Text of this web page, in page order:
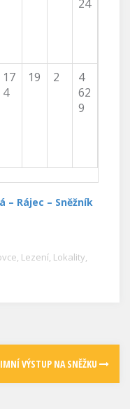
24
17
4
19 2
4
62
9
– Rájec – Sněžník
, Lezení, Lokality,
VÝSTUP NA SNĚŽKU